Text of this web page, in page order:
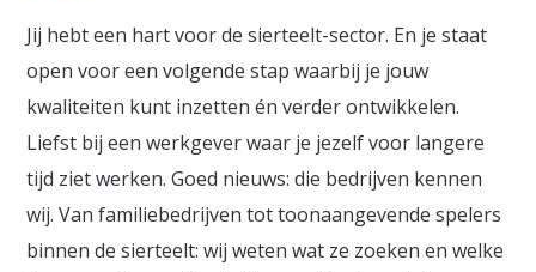
Jij hebt een hart voor de sierteelt-sector. En je staat
open voor een volgende stap waarbij je jouw
kwaliteiten kunt inzetten én verder ontwikkelen.
Liefst bij een werkgever waar je jezelf voor langere
tijd ziet werken. Goed nieuws: die bedrijven kennen
wij. Van familiebedrijven tot toonaangevende spelers
binnen de sierteelt: wij weten wat ze zoeken en welke